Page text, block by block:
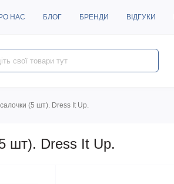
НАС БЛОГ БРЕНДИ ВІДГУКИ
(5 шт). Dress It Up.
шт). Dress It Up.